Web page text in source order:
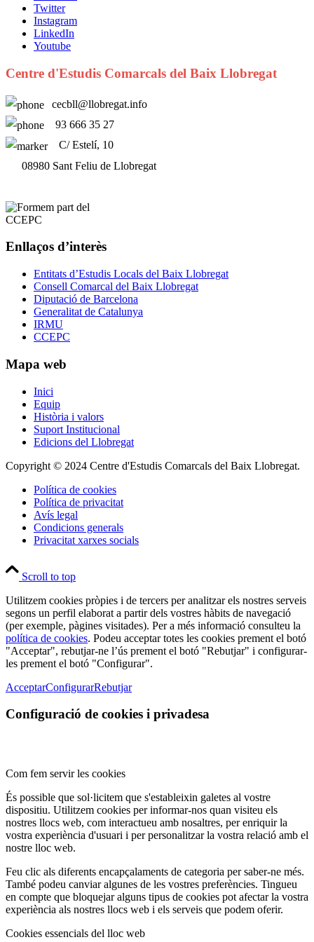
Twitter
Instagram
LinkedIn
Youtube
Centre d'Estudis Comarcals del Baix Llobregat
cecbll@llobregat.info
93 666 35 27
C/ Estelí, 10
08980 Sant Feliu de Llobregat
Enllaços d’interès
Entitats d’Estudis Locals del Baix Llobregat
Consell Comarcal del Baix Llobregat
Diputació de Barcelona
Generalitat de Catalunya
IRMU
CCEPC
Mapa web
Inici
Equip
Història i valors
Suport Institucional
Edicions del Llobregat
Copyright © 2024 Centre d'Estudis Comarcals del Baix Llobregat.
Política de cookies
Política de privacitat
Avís legal
Condicions generals
Privacitat xarxes socials
Scroll to top
Utilitzem cookies pròpies i de tercers per analitzar els nostres serveis
segons un perfil elaborat a partir dels vostres hàbits de navegació
(per exemple, pàgines visitades). Per a més informació consulteu la
política de cookies. Podeu acceptar totes les cookies prement el botó
"Acceptar", rebutjar-ne l’ús prement el botó "Rebutjar" i configurar-
les prement el botó "Configurar".
AcceptarConfigurarRebutjar
Configuració de cookies i privadesa
Com fem servir les cookies
És possible que sol·licitem que s'estableixin galetes al vostre
dispositiu. Utilitzem cookies per informar-nos quan visiteu els
nostres llocs web, com interactueu amb nosaltres, per enriquir la
vostra experiència d'usuari i per personalitzar la vostra relació amb el
nostre lloc web.
Feu clic als diferents encapçalaments de categoria per saber-ne més.
També podeu canviar algunes de les vostres preferències. Tingueu
en compte que bloquejar alguns tipus de cookies pot afectar la vostra
experiència als nostres llocs web i els serveis que podem oferir.
Cookies essencials del lloc web